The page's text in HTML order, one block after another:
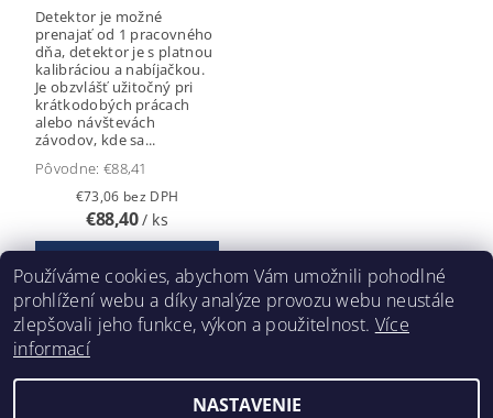
Detektor je možné
prenajať od 1 pracovného
dňa, detektor je s platnou
kalibráciou a nabíjačkou.
Je obzvlášť užitočný pri
krátkodobých prácach
alebo návštevách
závodov, kde sa...
Pôvodne: €88,41
€73,06 bez DPH
€88,40/ ks
25položiek celkom
Používáme cookies, abychom Vám umožnili pohodlné
prohlížení webu a díky analýze provozu webu neustále
zlepšovali jeho funkce, výkon a použitelnost. Více
informací
NASTAVENIE